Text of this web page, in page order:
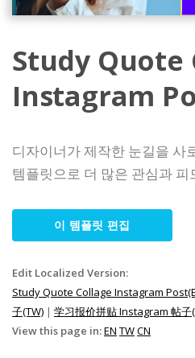
Study Quote
Instagram
디자이너가 제작한 눈길을 사
템플릿으로 더 많은 관심과
이 템플릿 편집
Edit Localized Version:
Study Quote Collage Instagram
子(TW) | 学习报价拼贴 Instagram 帖子
View this page in:EN TWCN